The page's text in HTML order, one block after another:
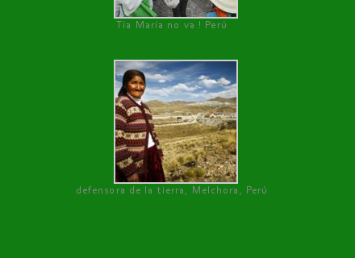
Tía María no va ! Perú
defensora de la tierra, Melchora, Perú